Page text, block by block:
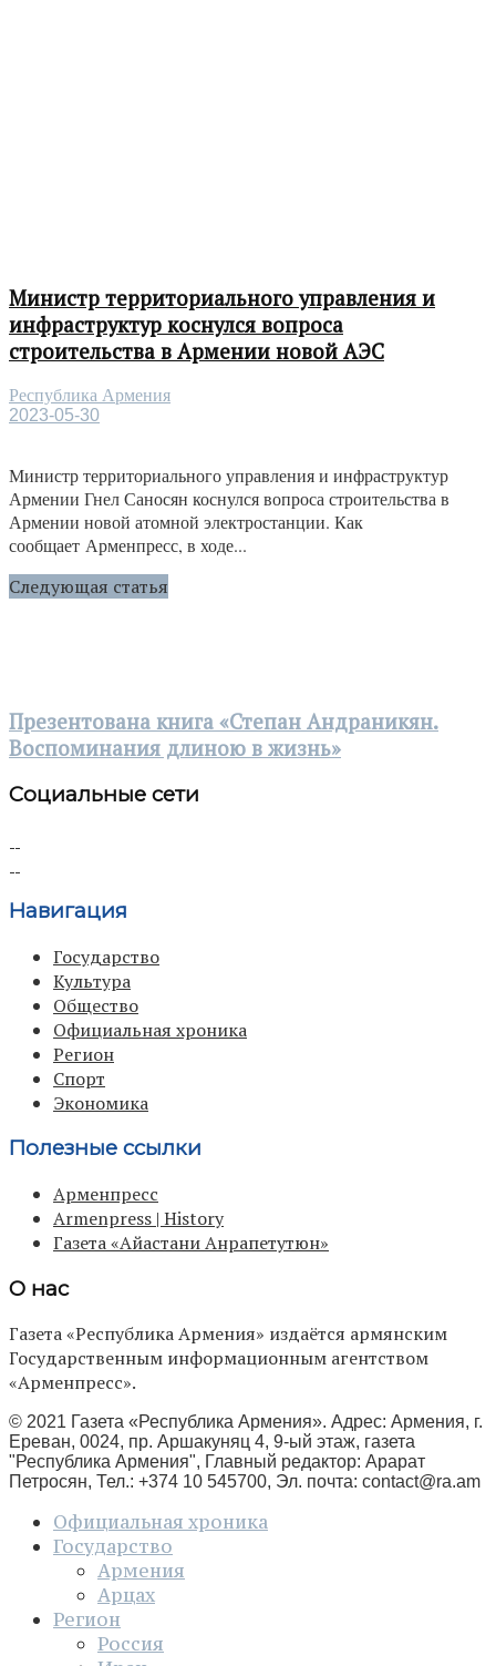
Министр территориального управления и
инфраструктур коснулся вопроса
строительства в Армении новой АЭС
Республика Армения
2023-05-30
Министр территориального управления и инфраструктур
Армении Гнел Саносян коснулся вопроса строительства в
Армении новой атомной электростанции. Как
сообщает Арменпресс, в ходе...
Следующая статья
Презентована книга «Степан Андраникян.
Воспоминания длиною в жизнь»
Социальные сети
Навигация
Государство
Культура
Общество
Официальная хроника
Регион
Спорт
Экономика
Полезные ссылки
Арменпресс
Armenpress | History
Газета «Айастани Анрапетутюн»
О нас
Газета «Республика Армения» издаётся армянским
Государственным информационным агентством
«Арменпресс».
© 2021 Газета «Республика Армения». Адрес: Армения, г.
Ереван, 0024, пр. Аршакуняц 4, 9-ый этаж, газета
"Республика Армения", Главный редактор: Арарат
Петросян, Тел.: +374 10 545700, Эл. почта: contact@ra.am
Официальная хроника
Государство
Армения
Арцах
Регион
Россия